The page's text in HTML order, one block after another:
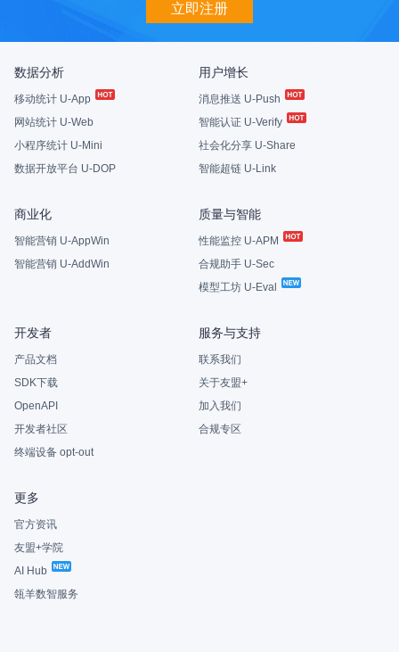
立即注册
数据分析
移动统计 U-App
网站统计 U-Web
小程序统计 U-Mini
数据开放平台 U-DOP
用户增长
消息推送 U-Push
智能认证 U-Verify
社会化分享 U-Share
智能超链 U-Link
商业化
智能营销 U-AppWin
智能营销 U-AddWin
质量与智能
性能监控 U-APM
合规助手 U-Sec
模型工坊 U-Eval
开发者
产品文档
SDK下载
OpenAPI
开发者社区
终端设备 opt-out
服务与支持
联系我们
关于友盟+
加入我们
合规专区
更多
官方资讯
友盟+学院
AI Hub
瓴羊数智服务